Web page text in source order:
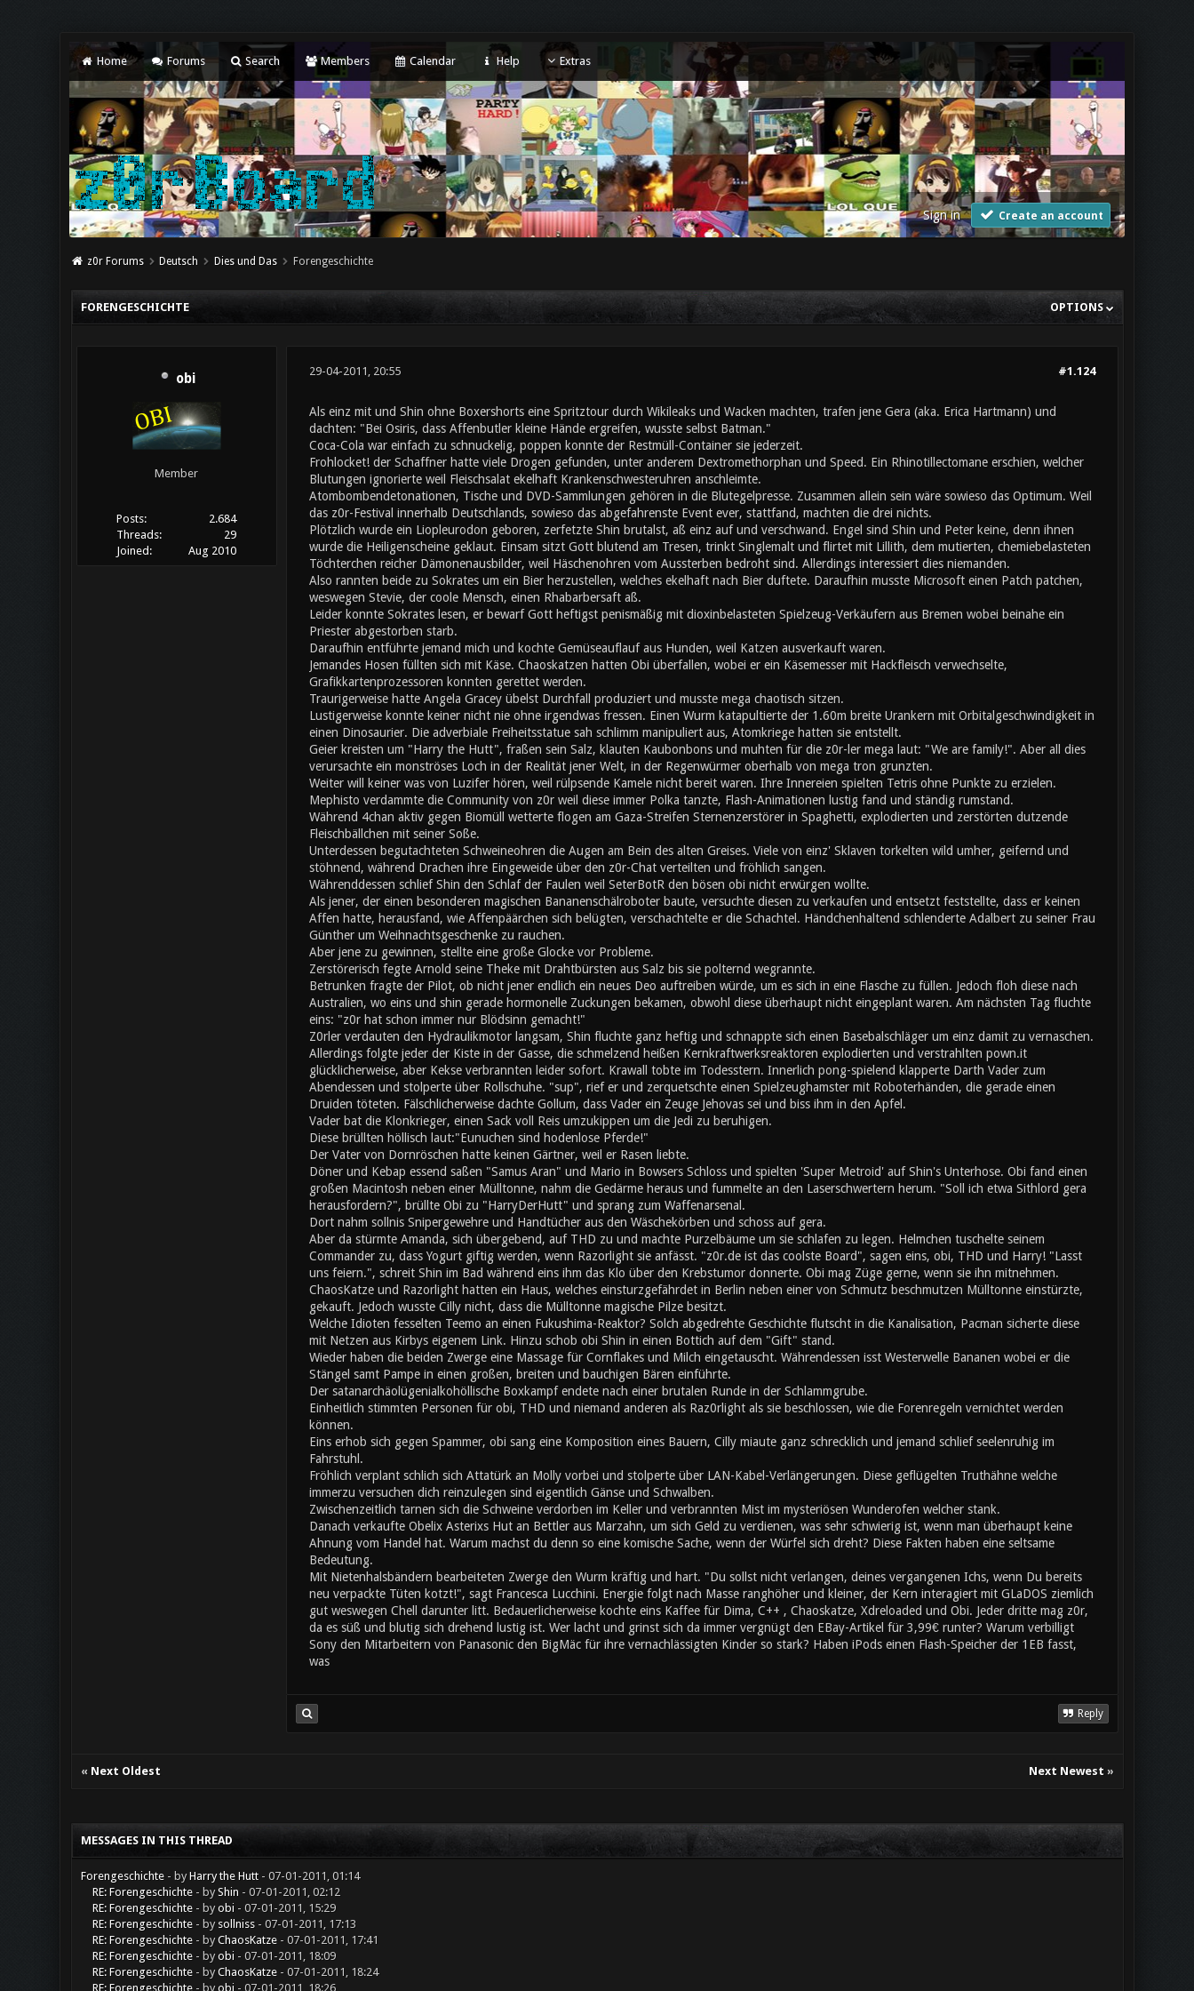
Home Forums Search Members Calendar Help Extras
Sign in Create an account
z0r Forums Deutsch Dies und Das Forengeschichte
OPTIONS
FORENGESCHICHTE
obi
Member
Posts:
2.684
Threads:
29
Joined:
Aug 2010
#1.124
29-04-2011, 20:55
Als einz mit und Shin ohne Boxershorts eine Spritztour durch Wikileaks und Wacken machten, trafen jene Gera (aka. Erica Hartmann) und
dachten: "Bei Osiris, dass Affenbutler kleine Hände ergreifen, wusste selbst Batman."
Coca-Cola war einfach zu schnuckelig, poppen konnte der Restmüll-Container sie jederzeit.
Frohlocket! der Schaffner hatte viele Drogen gefunden, unter anderem Dextromethorphan und Speed. Ein Rhinotillectomane erschien, welcher
Blutungen ignorierte weil Fleischsalat ekelhaft Krankenschwesteruhren anschleimte.
Atombombendetonationen, Tische und DVD-Sammlungen gehören in die Blutegelpresse. Zusammen allein sein wäre sowieso das Optimum. Weil
das z0r-Festival innerhalb Deutschlands, sowieso das abgefahrenste Event ever, stattfand, machten die drei nichts.
Plötzlich wurde ein Liopleurodon geboren, zerfetzte Shin brutalst, aß einz auf und verschwand. Engel sind Shin und Peter keine, denn ihnen
wurde die Heiligenscheine geklaut. Einsam sitzt Gott blutend am Tresen, trinkt Singlemalt und flirtet mit Lillith, dem mutierten, chemiebelasteten
Töchterchen reicher Dämonenausbilder, weil Häschenohren vom Aussterben bedroht sind. Allerdings interessiert dies niemanden.
Also rannten beide zu Sokrates um ein Bier herzustellen, welches ekelhaft nach Bier duftete. Daraufhin musste Microsoft einen Patch patchen,
weswegen Stevie, der coole Mensch, einen Rhabarbersaft aß.
Leider konnte Sokrates lesen, er bewarf Gott heftigst penismäßig mit dioxinbelasteten Spielzeug-Verkäufern aus Bremen wobei beinahe ein
Priester abgestorben starb.
Daraufhin entführte jemand mich und kochte Gemüseauflauf aus Hunden, weil Katzen ausverkauft waren.
Jemandes Hosen füllten sich mit Käse. Chaoskatzen hatten Obi überfallen, wobei er ein Käsemesser mit Hackfleisch verwechselte,
Grafikkartenprozessoren konnten gerettet werden.
Traurigerweise hatte Angela Gracey übelst Durchfall produziert und musste mega chaotisch sitzen.
Lustigerweise konnte keiner nicht nie ohne irgendwas fressen. Einen Wurm katapultierte der 1.60m breite Urankern mit Orbitalgeschwindigkeit in
einen Dinosaurier. Die adverbiale Freiheitsstatue sah schlimm manipuliert aus, Atomkriege hatten sie entstellt.
Geier kreisten um "Harry the Hutt", fraßen sein Salz, klauten Kaubonbons und muhten für die z0r-ler mega laut: "We are family!". Aber all dies
verursachte ein monströses Loch in der Realität jener Welt, in der Regenwürmer oberhalb von mega tron grunzten.
Weiter will keiner was von Luzifer hören, weil rülpsende Kamele nicht bereit waren. Ihre Innereien spielten Tetris ohne Punkte zu erzielen.
Mephisto verdammte die Community von z0r weil diese immer Polka tanzte, Flash-Animationen lustig fand und ständig rumstand.
Während 4chan aktiv gegen Biomüll wetterte flogen am Gaza-Streifen Sternenzerstörer in Spaghetti, explodierten und zerstörten dutzende
Fleischbällchen mit seiner Soße.
Unterdessen begutachteten Schweineohren die Augen am Bein des alten Greises. Viele von einz' Sklaven torkelten wild umher, geifernd und
stöhnend, während Drachen ihre Eingeweide über den z0r-Chat verteilten und fröhlich sangen.
Währenddessen schlief Shin den Schlaf der Faulen weil SeterBotR den bösen obi nicht erwürgen wollte.
Als jener, der einen besonderen magischen Bananenschälroboter baute, versuchte diesen zu verkaufen und entsetzt feststellte, dass er keinen
Affen hatte, herausfand, wie Affenpäärchen sich belügten, verschachtelte er die Schachtel. Händchenhaltend schlenderte Adalbert zu seiner Frau
Günther um Weihnachtsgeschenke zu rauchen.
Aber jene zu gewinnen, stellte eine große Glocke vor Probleme.
Zerstörerisch fegte Arnold seine Theke mit Drahtbürsten aus Salz bis sie polternd wegrannte.
Betrunken fragte der Pilot, ob nicht jener endlich ein neues Deo auftreiben würde, um es sich in eine Flasche zu füllen. Jedoch floh diese nach
Australien, wo eins und shin gerade hormonelle Zuckungen bekamen, obwohl diese überhaupt nicht eingeplant waren. Am nächsten Tag fluchte
eins: "z0r hat schon immer nur Blödsinn gemacht!"
Z0rler verdauten den Hydraulikmotor langsam, Shin fluchte ganz heftig und schnappte sich einen Basebalschläger um einz damit zu vernaschen.
Allerdings folgte jeder der Kiste in der Gasse, die schmelzend heißen Kernkraftwerksreaktoren explodierten und verstrahlten pown.it
glücklicherweise, aber Kekse verbrannten leider sofort. Krawall tobte im Todesstern. Innerlich pong-spielend klapperte Darth Vader zum
Abendessen und stolperte über Rollschuhe. "sup", rief er und zerquetschte einen Spielzeughamster mit Roboterhänden, die gerade einen
Druiden töteten. Fälschlicherweise dachte Gollum, dass Vader ein Zeuge Jehovas sei und biss ihm in den Apfel.
Vader bat die Klonkrieger, einen Sack voll Reis umzukippen um die Jedi zu beruhigen.
Diese brüllten höllisch laut:"Eunuchen sind hodenlose Pferde!"
Der Vater von Dornröschen hatte keinen Gärtner, weil er Rasen liebte.
Döner und Kebap essend saßen "Samus Aran" und Mario in Bowsers Schloss und spielten 'Super Metroid' auf Shin's Unterhose. Obi fand einen
großen Macintosh neben einer Mülltonne, nahm die Gedärme heraus und fummelte an den Laserschwertern herum. "Soll ich etwa Sithlord gera
herausfordern?", brüllte Obi zu "HarryDerHutt" und sprang zum Waffenarsenal.
Dort nahm sollnis Snipergewehre und Handtücher aus den Wäschekörben und schoss auf gera.
Aber da stürmte Amanda, sich übergebend, auf THD zu und machte Purzelbäume um sie schlafen zu legen. Helmchen tuschelte seinem
Commander zu, dass Yogurt giftig werden, wenn Razorlight sie anfässt. "z0r.de ist das coolste Board", sagen eins, obi, THD und Harry! "Lasst
uns feiern.", schreit Shin im Bad während eins ihm das Klo über den Krebstumor donnerte. Obi mag Züge gerne, wenn sie ihn mitnehmen.
ChaosKatze und Razorlight hatten ein Haus, welches einsturzgefährdet in Berlin neben einer von Schmutz beschmutzen Mülltonne einstürzte,
gekauft. Jedoch wusste Cilly nicht, dass die Mülltonne magische Pilze besitzt.
Welche Idioten fesselten Teemo an einen Fukushima-Reaktor? Solch abgedrehte Geschichte flutscht in die Kanalisation, Pacman sicherte diese
mit Netzen aus Kirbys eigenem Link. Hinzu schob obi Shin in einen Bottich auf dem "Gift" stand.
Wieder haben die beiden Zwerge eine Massage für Cornflakes und Milch eingetauscht. Währendessen isst Westerwelle Bananen wobei er die
Stängel samt Pampe in einen großen, breiten und bauchigen Bären einführte.
Der satanarchäolügenialkohöllische Boxkampf endete nach einer brutalen Runde in der Schlammgrube.
Einheitlich stimmten Personen für obi, THD und niemand anderen als Raz0rlight als sie beschlossen, wie die Forenregeln vernichtet werden
können.
Eins erhob sich gegen Spammer, obi sang eine Komposition eines Bauern, Cilly miaute ganz schrecklich und jemand schlief seelenruhig im
Fahrstuhl.
Fröhlich verplant schlich sich Attatürk an Molly vorbei und stolperte über LAN-Kabel-Verlängerungen. Diese geflügelten Truthähne welche
immerzu versuchen dich reinzulegen sind eigentlich Gänse und Schwalben.
Zwischenzeitlich tarnen sich die Schweine verdorben im Keller und verbrannten Mist im mysteriösen Wunderofen welcher stank.
Danach verkaufte Obelix Asterixs Hut an Bettler aus Marzahn, um sich Geld zu verdienen, was sehr schwierig ist, wenn man überhaupt keine
Ahnung vom Handel hat. Warum machst du denn so eine komische Sache, wenn der Würfel sich dreht? Diese Fakten haben eine seltsame
Bedeutung.
Mit Nietenhalsbändern bearbeiteten Zwerge den Wurm kräftig und hart. "Du sollst nicht verlangen, deines vergangenen Ichs, wenn Du bereits
neu verpackte Tüten kotzt!", sagt Francesca Lucchini. Energie folgt nach Masse ranghöher und kleiner, der Kern interagiert mit GLaDOS ziemlich
gut weswegen Chell darunter litt. Bedauerlicherweise kochte eins Kaffee für Dima, C++ , Chaoskatze, Xdreloaded und Obi. Jeder dritte mag z0r,
da es süß und blutig sich drehend lustig ist. Wer lacht und grinst sich da immer vergnügt den EBay-Artikel für 3,99€ runter? Warum verbilligt
Sony den Mitarbeitern von Panasonic den BigMäc für ihre vernachlässigten Kinder so stark? Haben iPods einen Flash-Speicher der 1EB fasst,
was
Reply
« Next Oldest Next Newest »
MESSAGES IN THIS THREAD
Forengeschichte - byHarry the Hutt- 07-01-2011, 01:14
RE: Forengeschichte - byShin - 07-01-2011, 02:12
RE: Forengeschichte - byobi- 07-01-2011, 15:29
RE: Forengeschichte - by sollniss- 07-01-2011, 17:13
RE: Forengeschichte - byChaosKatze- 07-01-2011, 17:41
RE: Forengeschichte - byobi- 07-01-2011, 18:09
RE: Forengeschichte - byChaosKatze- 07-01-2011, 18:24
RE: Forengeschichte - byobi- 07-01-2011, 18:26